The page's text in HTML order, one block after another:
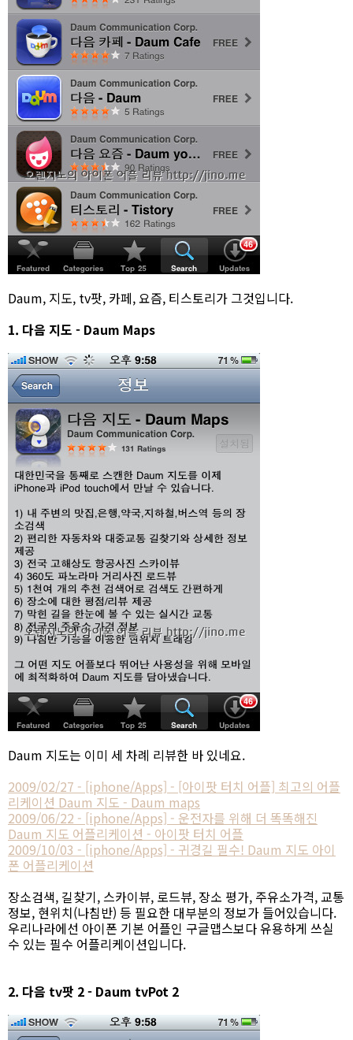
Daum, 지도, tv팟, 카페, 요즘, 티스토리가 그것입니다.
1. 다음 지도 - Daum Maps
Daum 지도는 이미 세 차례 리뷰한 바 있네요.
2009/02/27 - [iphone/Apps] - [아이팟 터치 어플] 최고의 어플
리케이션 Daum 지도 - Daum maps
2009/06/22 - [iphone/Apps] - 운전자를 위해 더 똑똑해진
Daum 지도 어플리케이션 - 아이팟 터치 어플
2009/10/03 - [iphone/Apps] - 귀경길 필수! Daum 지도 아이
폰 어플리케이션
장소검색, 길찾기, 스카이뷰, 로드뷰, 장소 평가, 주유소가격, 교통
정보, 현위치(나침반) 등 필요한 대부분의 정보가 들어있습니다.
우리나라에선 아이폰 기본 어플인 구글맵스보다 유용하게 쓰실
수 있는 필수 어플리케이션입니다.
2. 다음 tv팟 2 - Daum tvPot 2